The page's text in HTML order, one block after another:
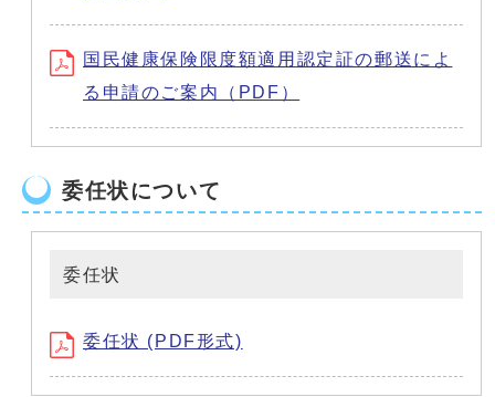
国民健康保険限度額適用認定証の郵送によ
る申請のご案内（PDF）
委任状について
委任状
委任状 (PDF形式)